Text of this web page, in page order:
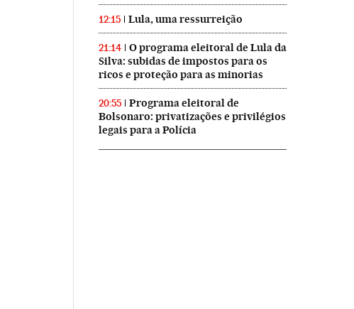
12:15 Lula, uma ressurreição
21:14
O programa eleitoral de Lula da
Silva: subidas de impostos para os
ricos e proteção para as minorias
20:55
Programa eleitoral de
Bolsonaro: privatizações e privilégios
legais para a Polícia